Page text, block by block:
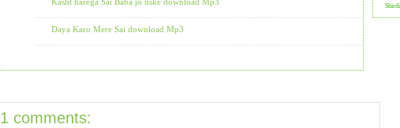
Daya Karo Mere Sai download Mp3
1 comments: